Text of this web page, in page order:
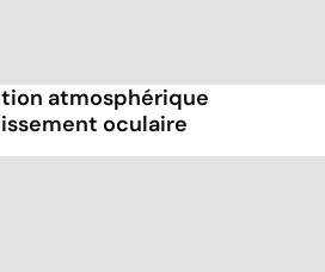
atmosphérique
oculaire